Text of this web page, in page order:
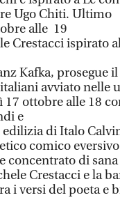
Ugo Chiti. Ultimo
alle 19
Crestacci ispirato
Kafka, prosegue
avviato nelle
ottobre alle 18
e
di Italo
comico
concentrato di sana
Crestacci e la
i versi del poeta e